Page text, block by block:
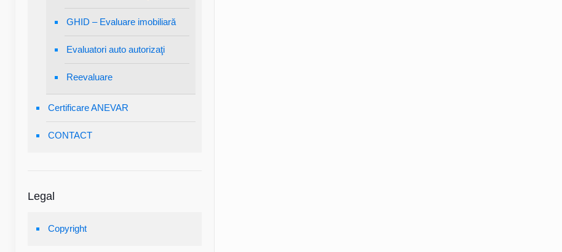
GHID – Evaluare imobiliară
Evaluatori auto autorizaţi
Reevaluare
Certificare ANEVAR
CONTACT
Legal
Copyright